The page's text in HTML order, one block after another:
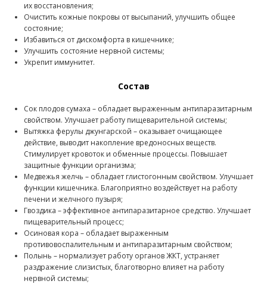
их восстановления;
Очистить кожные покровы от высыпаний, улучшить общее
состояние;
Избавиться от дискомфорта в кишечнике;
Улучшить состояние нервной системы;
Укрепит иммунитет.
Состав
Сок плодов сумаха – обладает выраженным антипаразитарным
свойством. Улучшает работу пищеварительной системы;
Вытяжка ферулы джунгарской – оказывает очищающее
действие, выводит накопление вредоносных веществ.
Стимулирует кровоток и обменные процессы. Повышает
защитные функции организма;
Медвежья желчь – обладает глистогонным свойством. Улучшает
функции кишечника. Благоприятно воздействует на работу
печени и желчного пузыря;
Гвоздика – эффективное антипаразитарное средство. Улучшает
пищеварительный процесс;
Осиновая кора – обладает выраженным
противовоспалительным и антипаразитарным свойством;
Полынь – нормализует работу органов ЖКТ, устраняет
раздражение слизистых, благотворно влияет на работу
нервной системы;